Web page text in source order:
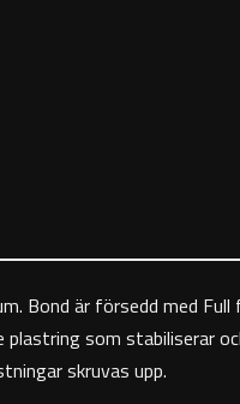
Bond är försedd med
som stabiliserar
skruvas upp.